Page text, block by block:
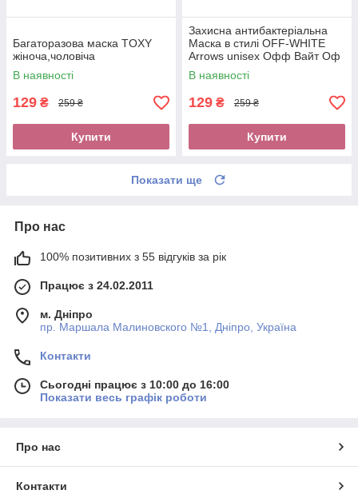
Багаторазова маска TOXY
жіноча,чоловіча
В наявності
129 ₴ 259 ₴
Купити
Захисна антибактеріальна
Маска в стилі OFF-WHITE
Arrows unisex Офф Вайт Оф
Вайт одяг аксесуари з
бавовни
В наявності
129 ₴ 259 ₴
Купити
Показати ще
Про нас
100% позитивних з 55 відгуків за рік
Працює з 24.02.2011
м. Дніпро
пр. Маршала Малиновского №1, Дніпро, Україна
Контакти
Сьогодні працює з 10:00 до 16:00
Показати весь графік роботи
Про нас
Контакти